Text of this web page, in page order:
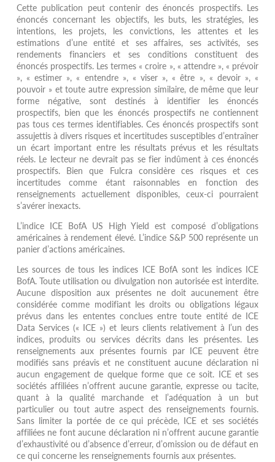
Cette publication peut contenir des énoncés prospectifs. Les
énoncés concernant les objectifs, les buts, les stratégies, les
intentions, les projets, les convictions, les attentes et les
estimations d’une entité et ses affaires, ses activités, ses
rendements financiers et ses conditions constituent des
énoncés prospectifs. Les termes « croire », « attendre », « prévoir
», « estimer », « entendre », « viser », « être », « devoir », «
pouvoir » et toute autre expression similaire, de même que leur
forme négative, sont destinés à identifier les énoncés
prospectifs, bien que les énoncés prospectifs ne contiennent
pas tous ces termes identifiables. Ces énoncés prospectifs sont
assujettis à divers risques et incertitudes susceptibles d’entraîner
un écart important entre les résultats prévus et les résultats
réels. Le lecteur ne devrait pas se fier indûment à ces énoncés
prospectifs. Bien que Fulcra considère ces risques et ces
incertitudes comme étant raisonnables en fonction des
renseignements actuellement disponibles, ceux-ci pourraient
s’avérer inexacts.
L’indice ICE BofA US High Yield est composé d’obligations
américaines à rendement élevé. L’indice S&P 500 représente un
panier d’actions américaines.
Les sources de tous les indices ICE BofA sont les indices ICE
BofA. Toute utilisation ou divulgation non autorisée est interdite.
Aucune disposition aux présentes ne doit aucunement être
considérée comme modifiant les droits ou obligations légaux
prévus dans les ententes conclues entre toute entité de ICE
Data Services (« ICE ») et leurs clients relativement à l’un des
indices, produits ou services décrits dans les présentes. Les
renseignements aux présentes fournis par ICE peuvent être
modifiés sans préavis et ne constituent aucune déclaration ni
aucun engagement de quelque forme que ce soit. ICE et ses
sociétés affiliées n’offrent aucune garantie, expresse ou tacite,
quant à la qualité marchande et l’adéquation à un but
particulier ou tout autre aspect des renseignements fournis.
Sans limiter la portée de ce qui précède, ICE et ses sociétés
affiliées ne font aucune déclaration ni n’offrent aucune garantie
d’exhaustivité ou d’absence d’erreur, d’omission ou de défaut en
ce qui concerne les renseignements fournis aux présentes.